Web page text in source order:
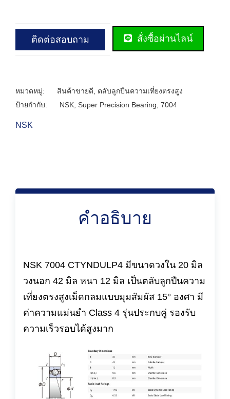
ติดต่อสอบถาม สั่งซื้อผ่านไลน์
หมวดหมู่: สินค้าขายดี
ตลับลูกปืนความเที่ยงตรงสูง
ป้ายกำกับ:
NSK Super Precision Bearing 7004
NSK
คำอธิบาย
NSK 7004 CTYNDULP4 มีขนาดวงใน 20 มิล
วงนอก 42 มิล หนา 12 มิล เป็นตลับลูกปืนความ
เที่ยงตรงสูงเม็ดกลมแบบมุมสัมผัส 15° องศา มี
ค่าความแม่นยำ Class 4 รุ่นประกบคู่ รองรับ
ความเร็วรอบได้สูงมาก